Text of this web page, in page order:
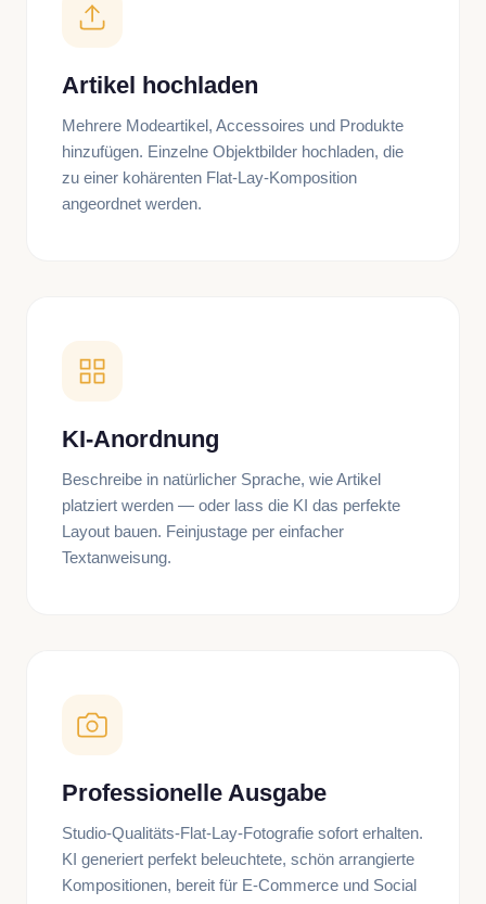
Artikel hochladen
Mehrere Modeartikel, Accessoires und Produkte
hinzufügen. Einzelne Objektbilder hochladen, die
zu einer kohärenten Flat-Lay-Komposition
angeordnet werden.
KI-Anordnung
Beschreibe in natürlicher Sprache, wie Artikel
platziert werden — oder lass die KI das perfekte
Layout bauen. Feinjustage per einfacher
Textanweisung.
Professionelle Ausgabe
Studio-Qualitäts-Flat-Lay-Fotografie sofort erhalten.
KI generiert perfekt beleuchtete, schön arrangierte
Kompositionen, bereit für E-Commerce und Social